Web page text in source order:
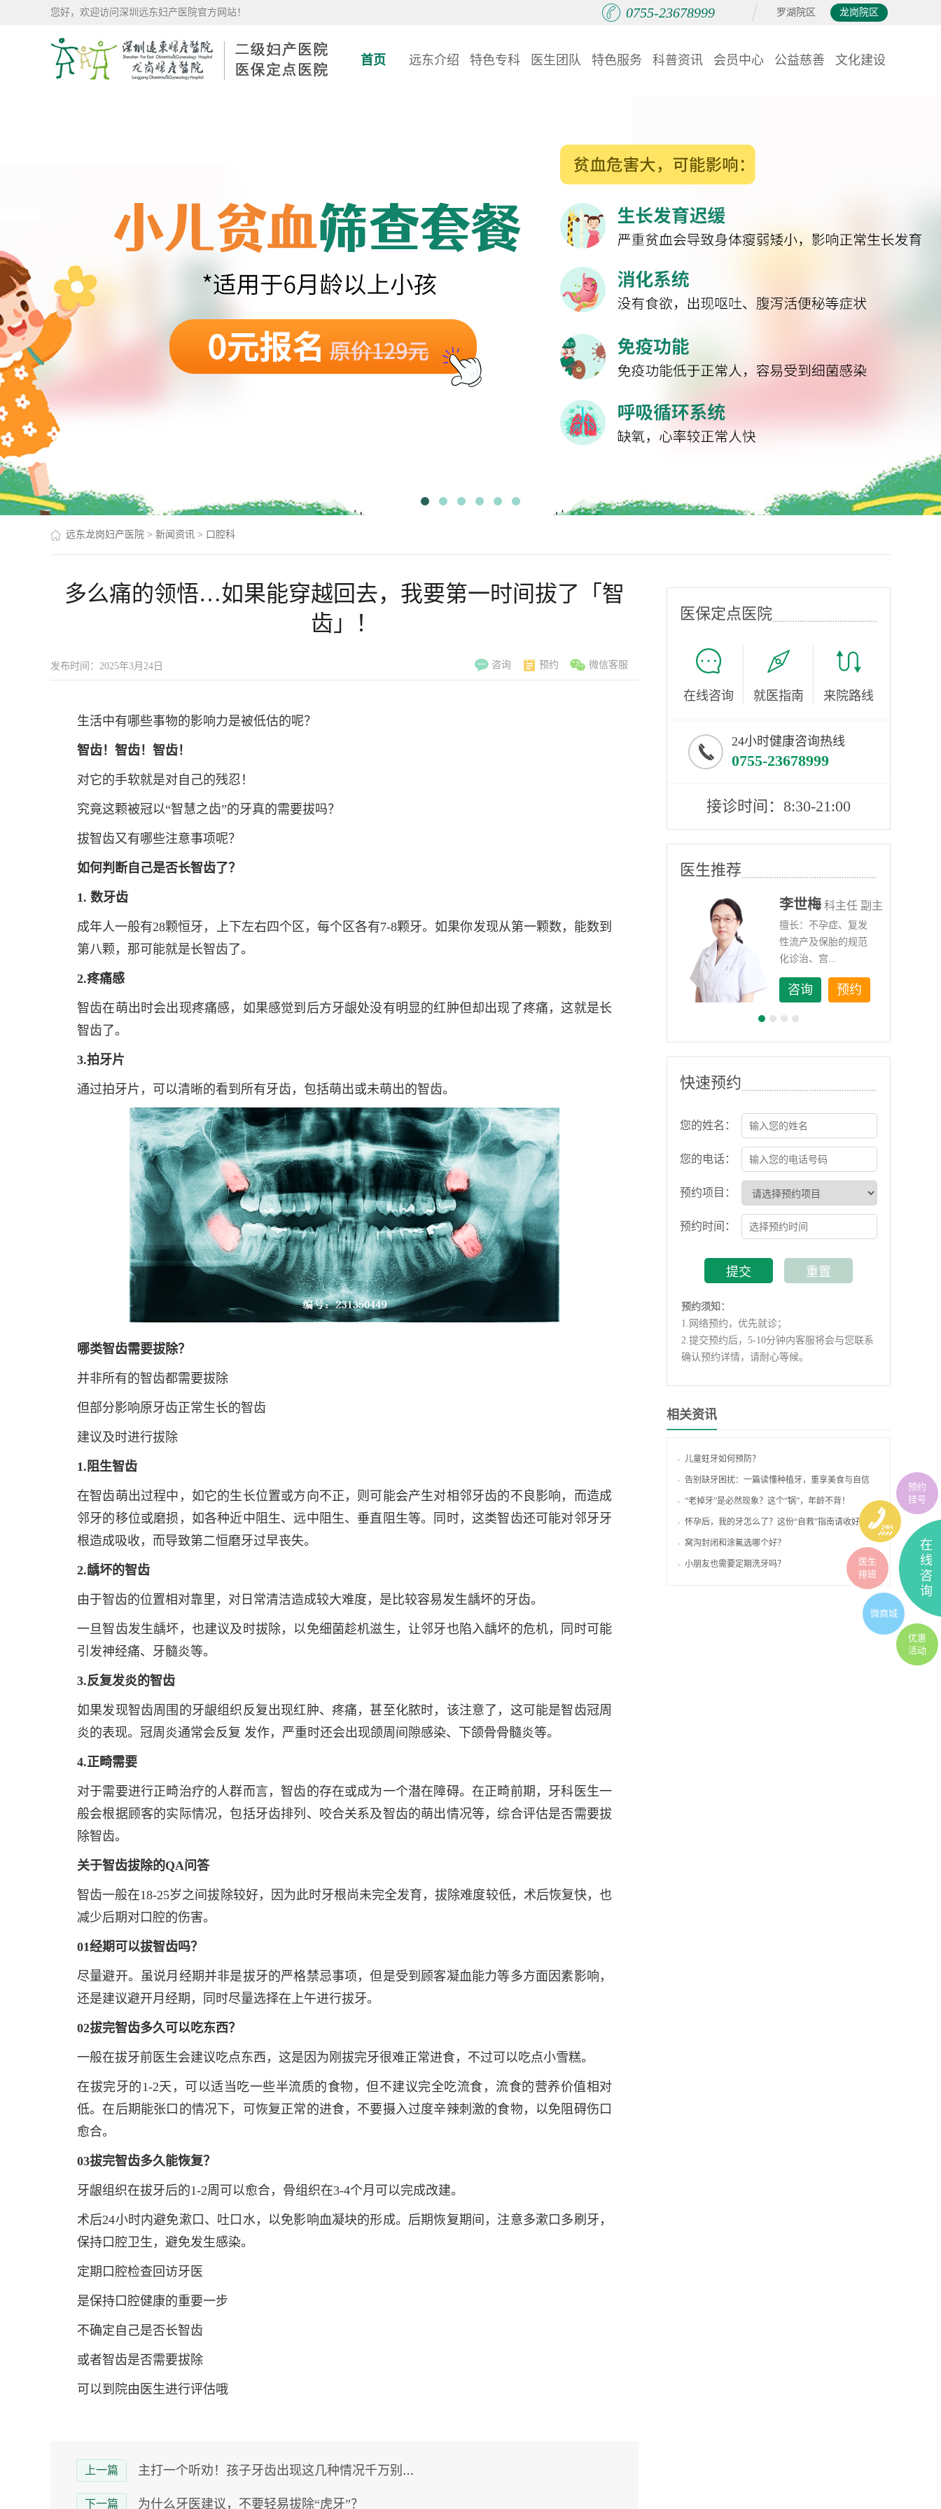
您好，欢迎访问深圳远东妇产医院官方网站！ 罗湖院区 龙岗院区
0755-23678999
首页 远东介绍 特色专科 医生团队 特色服务 科普资讯 会员中心 公益慈善 文化建设
远东龙岗妇产医院 > 新闻资讯 > 口腔科
多么痛的领悟…如果能穿越回去，我要第一时间拔了「智
齿」！
发布时间：2025年3月24日 咨询 预约 微信客服
生活中有哪些事物的影响力是被低估的呢？
智齿！智齿！智齿！
对它的手软就是对自己的残忍！
究竟这颗被冠以“智慧之齿”的牙真的需要拔吗？
拔智齿又有哪些注意事项呢？
如何判断自己是否长智齿了？
1. 数牙齿
成年人一般有28颗恒牙，上下左右四个区，每个区各有7-8颗牙。如果你发现从第一颗数，能数到
第八颗，那可能就是长智齿了。
2.疼痛感
智齿在萌出时会出现疼痛感，如果感觉到后方牙龈处没有明显的红肿但却出现了疼痛，这就是长
智齿了。
3.拍牙片
通过拍牙片，可以清晰的看到所有牙齿，包括萌出或未萌出的智齿。
哪类智齿需要拔除？
并非所有的智齿都需要拔除
但部分影响原牙齿正常生长的智齿
建议及时进行拔除
1.阻生智齿
在智齿萌出过程中，如它的生长位置或方向不正，则可能会产生对相邻牙齿的不良影响，而造成
邻牙的移位或磨损，如各种近中阻生、远中阻生、垂直阻生等。同时，这类智齿还可能对邻牙牙
根造成吸收，而导致第二恒磨牙过早丧失。
2.龋坏的智齿
由于智齿的位置相对靠里，对日常清洁造成较大难度，是比较容易发生龋坏的牙齿。
一旦智齿发生龋坏，也建议及时拔除，以免细菌趁机滋生，让邻牙也陷入龋坏的危机，同时可能
引发神经痛、牙髓炎等。
3.反复发炎的智齿
如果发现智齿周围的牙龈组织反复出现红肿、疼痛，甚至化脓时，该注意了，这可能是智齿冠周
炎的表现。冠周炎通常会反复 发作，严重时还会出现颌周间隙感染、下颌骨骨髓炎等。
4.正畸需要
对于需要进行正畸治疗的人群而言，智齿的存在或成为一个潜在障碍。在正畸前期，牙科医生一
般会根据顾客的实际情况，包括牙齿排列、咬合关系及智齿的萌出情况等，综合评估是否需要拔
除智齿。
关于智齿拔除的QA问答
智齿一般在18-25岁之间拔除较好，因为此时牙根尚未完全发育，拔除难度较低，术后恢复快，也
减少后期对口腔的伤害。
01经期可以拔智齿吗？
尽量避开。虽说月经期并非是拔牙的严格禁忌事项，但是受到顾客凝血能力等多方面因素影响，
还是建议避开月经期，同时尽量选择在上午进行拔牙。
02拔完智齿多久可以吃东西？
一般在拔牙前医生会建议吃点东西，这是因为刚拔完牙很难正常进食，不过可以吃点小雪糕。
在拔完牙的1-2天，可以适当吃一些半流质的食物，但不建议完全吃流食，流食的营养价值相对
低。在后期能张口的情况下，可恢复正常的进食，不要摄入过度辛辣刺激的食物，以免阻碍伤口
愈合。
03拔完智齿多久能恢复？
牙龈组织在拔牙后的1-2周可以愈合，骨组织在3-4个月可以完成改建。
术后24小时内避免漱口、吐口水，以免影响血凝块的形成。后期恢复期间，注意多漱口多刷牙，
保持口腔卫生，避免发生感染。
定期口腔检查回访牙医
是保持口腔健康的重要一步
不确定自己是否长智齿
或者智齿是否需要拔除
可以到院由医生进行评估哦
上一篇 主打一个听劝！孩子牙齿出现这几种情况千万别拖！
下一篇 为什么牙医建议，不要轻易拔除“虎牙”？
医保定点医院
在线咨询 就医指南 来院路线
24小时健康咨询热线
0755-23678999
接诊时间：8:30-21:00
医生推荐
擅长：妇科常见病、
李世梅 科主任 副主
任医师
擅长：不孕症、复发
性流产及保胎的规范
化诊治、宫...
咨询 预约
快速预约
您的姓名：
您的电话：
预约项目：
预约时间：
预约须知：
1. 网络预约，优先就诊；
2.提交预约后，5-10分钟内客服将会与您联系
确认预约详情，请耐心等候。
相关资讯
儿童蛀牙如何预防？
告别缺牙困扰：一篇读懂种植牙，重享美食与自信
“老掉牙”是必然现象？这个“锅”，年龄不背！
怀孕后，我的牙怎么了？这份“自救”指南请收好
窝沟封闭和涂氟选哪个好？
小朋友也需要定期洗牙吗？
在
线
咨
询
预约
挂号
医生
排班
微商城
优惠
活动